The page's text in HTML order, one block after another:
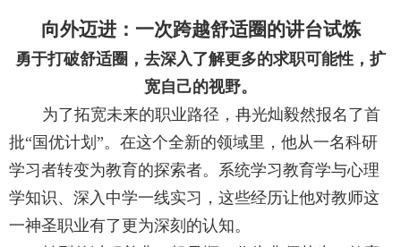
向外迈进：一次跨越舒适圈的讲台试炼
勇于打破舒适圈，去深入了解更多的求职可能性，扩
宽自己的视野。
为了拓宽未来的职业路径，冉光灿毅然报名了首
批“国优计划”。在这个全新的领域里，他从一名科研
学习者转变为教育的探索者。系统学习教育学与心理
学知识、深入中学一线实习，这些经历让他对教师这
一神圣职业有了更为深刻的认知。